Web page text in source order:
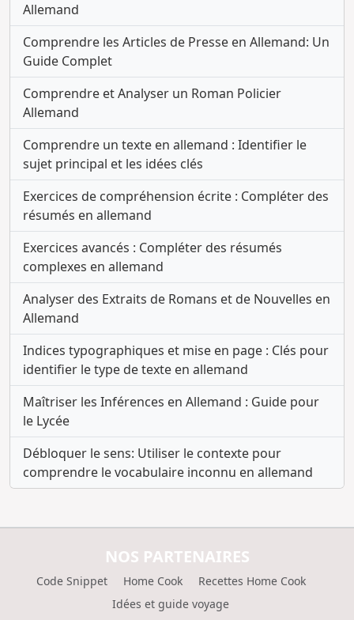
Allemand
Comprendre les Articles de Presse en Allemand: Un
Guide Complet
Comprendre et Analyser un Roman Policier
Allemand
Comprendre un texte en allemand : Identifier le
sujet principal et les idées clés
Exercices de compréhension écrite : Compléter des
résumés en allemand
Exercices avancés : Compléter des résumés
complexes en allemand
Analyser des Extraits de Romans et de Nouvelles en
Allemand
Indices typographiques et mise en page : Clés pour
identifier le type de texte en allemand
Maîtriser les Inférences en Allemand : Guide pour
le Lycée
Débloquer le sens: Utiliser le contexte pour
comprendre le vocabulaire inconnu en allemand
NOS PARTENAIRES
Code Snippet Home Cook
Recettes Home Cook
Idées et guide voyage